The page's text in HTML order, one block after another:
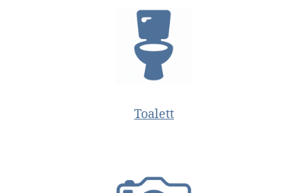
Toalett